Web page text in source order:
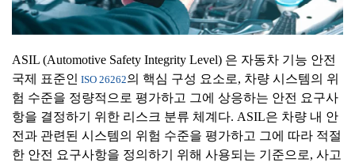
ASIL (Automotive Safety Integrity Level) 은 자동차 기능 안전
국제 표준인 ISO 26262의 핵심 구성 요소로, 차량 시스템의 위
험 수준을 정량적으로 평가하고 그에 상응하는 안전 요구사
항을 결정하기 위한 리스크 분류 체계다. ASIL은 차량 내 안
전과 관련된 시스템의 위험 수준을 평가하고 그에 따라 적절
한 안전 요구사항을 정의하기 위해 사용되는 기준으로, 사고